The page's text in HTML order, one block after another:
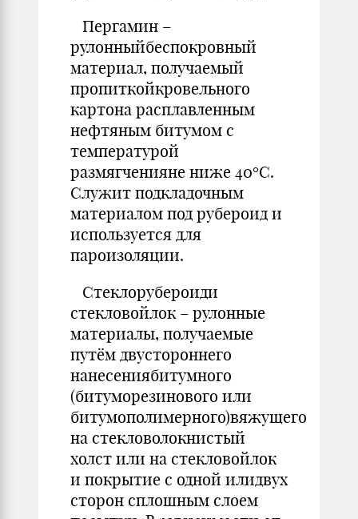
Пергамин –
рулонныйбеспокровный
материал, получаемый
пропиткойкровельного
картона расплавленным
нефтяным битумом с
температурой
размягченияне ниже 40°С.
Служит подкладочным
материалом под рубероид и
используется для
пароизоляции.
Стеклорубероиди
стекловойлок – рулонные
материалы, получаемые
путём двустороннего
нанесениябитумного
(битуморезинового или
битумополимерного)вяжущего
на стекловолокнистый
холст или на стекловойлок
и покрытие с одной илидвух
сторон сплошным слоем